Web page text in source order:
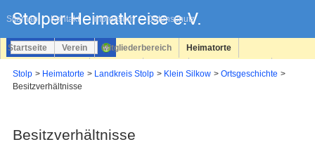
Sitemap Kontakt Impressum Datenschutz
überspringen
Startseite Verein Mitgliederbereich Heimatorte
Login
Stolp Heimatorte Landkreis Stolp Klein Silkow
Ortsgeschichte
Besitzverhältnisse
Besitzverhältnisse